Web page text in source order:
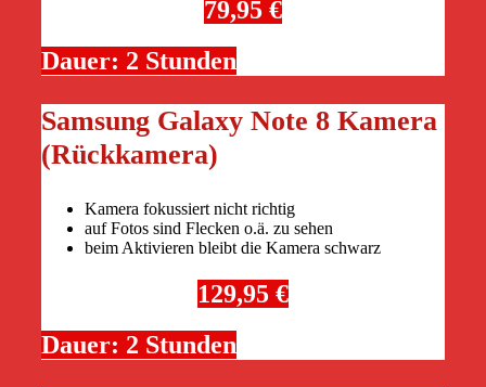
79,95 €
Dauer: 2 Stunden
Samsung Galaxy Note 8 Kamera
(Rückkamera)
Kamera fokussiert nicht richtig
auf Fotos sind Flecken o.ä. zu sehen
beim Aktivieren bleibt die Kamera schwarz
129,95 €
Dauer: 2 Stunden